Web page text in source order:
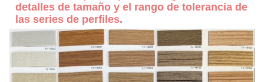
detalles de tamaño y el rango de tolerancia de
las series de perfiles.